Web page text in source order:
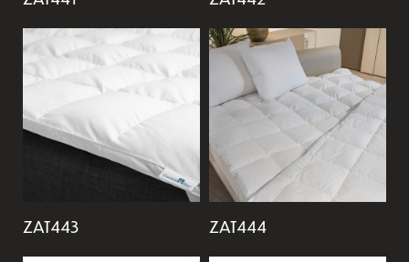
ZAT443 ZAT444